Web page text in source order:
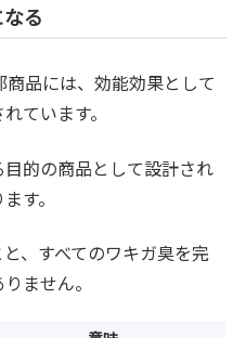
る
品には、効能効果として
ています。
的の商品として設計され
す。
、すべてのワキガ臭を完
ません。